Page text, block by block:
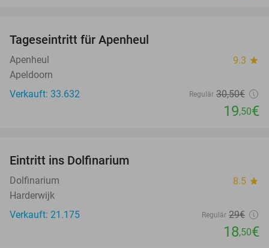
Tageseintritt für Apenheul
Apenheul 9.3 star
Apeldoorn
Verkauft: 33.632
Regulär 30,50€
19,50€
Eintritt ins Dolfinarium
Dolfinarium 8.5 star
Harderwijk
Verkauft: 21.175
Regulär 29€
18,50€